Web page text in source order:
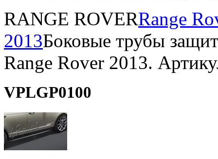
RANGE ROVERRange
2013Боковые трубы
Range Rover 2013.
VPLGP0100